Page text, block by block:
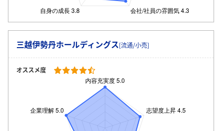
三越伊勢丹ホールディングス[流通/小売]
オススメ度